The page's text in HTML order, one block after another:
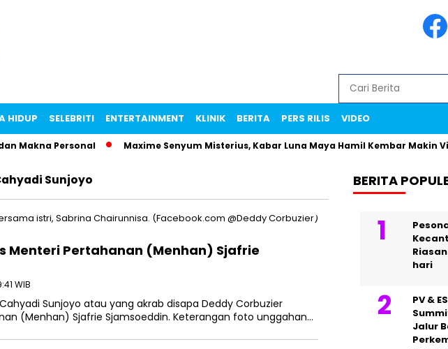
HIDUP SELEBRITI ENTERTAINMENT KLINIK BERITA PERS RILIS VIDEO
Makna Personal Maxime Senyum Misterius, Kabar Luna Maya Hamil Kembar Makin
Sunjoyo
Menteri Pertahanan (Menhan) Sjafrie
WIB
Sunjoyo atau yang akrab disapa Deddy Corbuzier
(Menhan) Sjafrie Sjamsoeddin. Keterangan foto unggahan…
BERITA
hari
PV &
Jalur